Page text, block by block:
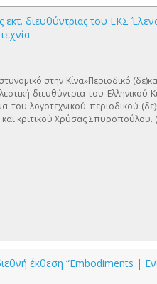
εκτ. διευθύντριας του ΕΚΣ
στην Κίνα»Περιοδικό
διευθύντρια του Ελληνικού
του λογοτεχνικού περιοδικού
κριτικού Χρύσας Σπυροπούλου.
έκθεση “Embodiments |